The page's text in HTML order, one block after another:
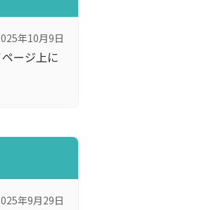
年10月9日
ージ上に
年9月29日